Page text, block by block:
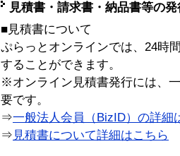
見積書・請求書・納品書等の
■見積書について
ぷらっとオンラインでは、24時
することができます。
※オンライン見積書発行には、
要です。
⇒一般法人会員（BizID）の詳細
⇒ 見積書について詳細はこちら